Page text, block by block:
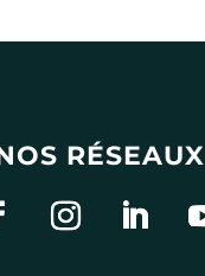
RÉSEAUX